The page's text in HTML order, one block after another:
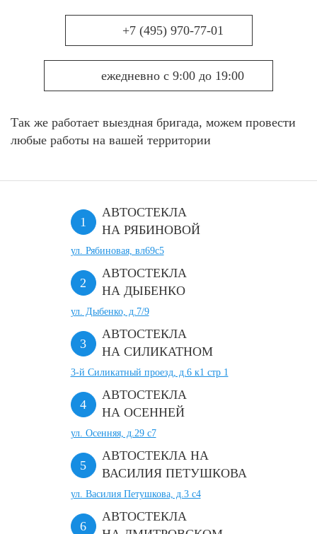
+7 (495) 970-77-01
ежедневно с 9:00 до 19:00
Так же работает выездная бригада, можем провести
любые работы на вашей территории
АВТОСТЕКЛА
НА РЯБИНОВОЙ
ул. Рябиновая, вл69с5
АВТОСТЕКЛА
НА ДЫБЕНКО
ул. Дыбенко, д.7/9
АВТОСТЕКЛА
НА СИЛИКАТНОМ
3-й Силикатный проезд, д.6 к1 стр 1
АВТОСТЕКЛА
НА ОСЕННЕЙ
ул. Осенняя, д.29 с7
АВТОСТЕКЛА НА
ВАСИЛИЯ ПЕТУШКОВА
ул. Василия Петушкова, д.3 с4
АВТОСТЕКЛА